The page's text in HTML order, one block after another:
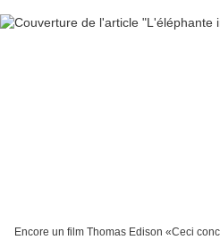
Encore un film Thomas Edison «Ceci